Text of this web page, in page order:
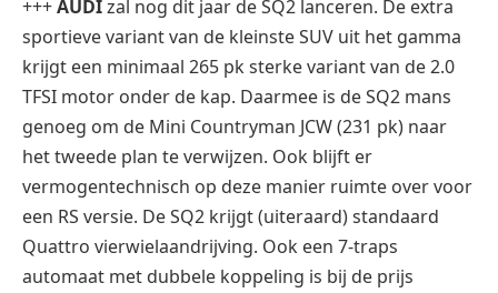
+++AUDIzal nog dit jaar de SQ2 lanceren. De extra
sportieve variant van de kleinste SUV uit het gamma
krijgt een minimaal 265 pk sterke variant van de 2.0
TFSI motor onder de kap. Daarmee is de SQ2 mans
genoeg om de Mini Countryman JCW (231 pk) naar
het tweede plan te verwijzen. Ook blijft er
vermogentechnisch op deze manier ruimte over voor
een RS versie. De SQ2 krijgt (uiteraard) standaard
Quattro vierwielaandrijving. Ook een 7-traps
automaat met dubbele koppeling is bij de prijs